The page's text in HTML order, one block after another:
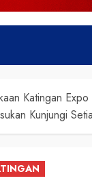
Katingan
Kunjungi